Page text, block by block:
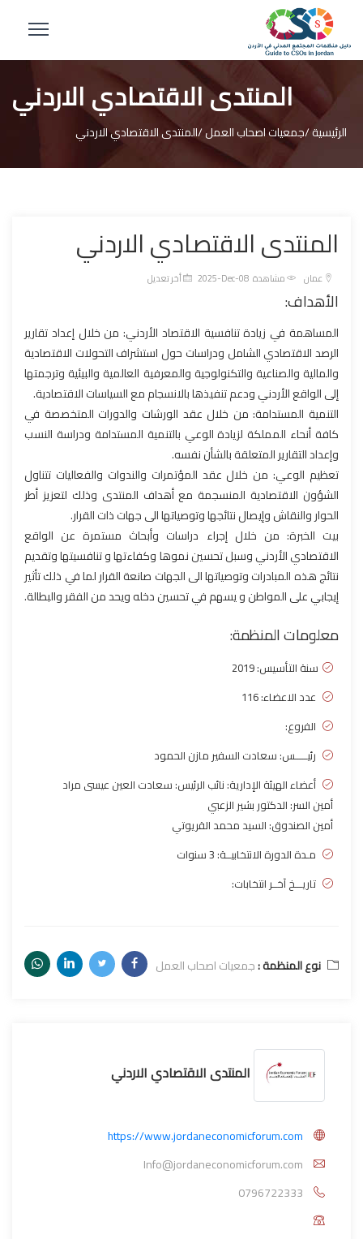
المنتدى الاقتصادي الاردني
الرئيسية /جمعيات اصحاب العمل /المنتدى الاقتصادي الاردني
المنتدى الاقتصادي الاردني
عمان مشاهدة 2025-Dec-08 أخر تعديل
الأهداف:
المساهمة في زيادة تنافسية الاقتصاد الأردني: من خلال إعداد تقارير
الرصد الاقتصادي الشامل ودراسات حول استشراف التحولات الاقتصادية
والمالية والصناعية والتكنولوجية والمعرفية العالمية والبيئية وترجمتها
إلى الواقع الأردني ودعم تنفيذها بالانسجام مع السياسات الاقتصادية.
التنمية المستدامة: من خلال عقد الورشات والدورات المتخصصة في
كافة أنحاء المملكة لزيادة الوعي بالتنمية المستدامة ودراسة النسب
وإعداد التقارير المتعلقة بالشأن نفسه.
تعظيم الوعي: من خلال عقد المؤتمرات والندوات والفعاليات تتناول
الشؤون الاقتصادية المنسجمة مع أهداف المنتدى وذلك لتعزيز أطر
الحوار والنقاش وإيصال نتائجها وتوصياتها الى جهات ذات القرار.
بيت الخبرة: من خلال إجراء دراسات وأبحاث مستمرة عن الواقع
الاقتصادي الأردني وسبل تحسين نموها وكفاءتها و تنافسيتها وتقديم
نتائج هذه المبادرات وتوصياتها الى الجهات صانعة القرار لما في ذلك تأثير
إيجابي على المواطن و يسهم في تحسين دخله ويحد من الفقر والبطالة.
معلومات المنظمة:
سنة التأسيس:2019
عدد الاعضاء: 116
الفروع:
رئيـــــس: سعادت السفير مازن الحمود
أعضاء الهيئة الإدارية: نائب الرئيس: سعادت العين عيسى مراد
أمين السر: الدكتور بشير الزعبي
أمين الصندوق: السيد محمد القريوتي
مـدة الدورة الانتخابيــة: 3 سنوات
تاريـــخ آخــر انتخابات:
نوع المنظمة :جمعيات اصحاب العمل
المنتدى الاقتصادي الاردني
https://www.jordaneconomicforum.com
Info@jordaneconomicforum.com
0796722333